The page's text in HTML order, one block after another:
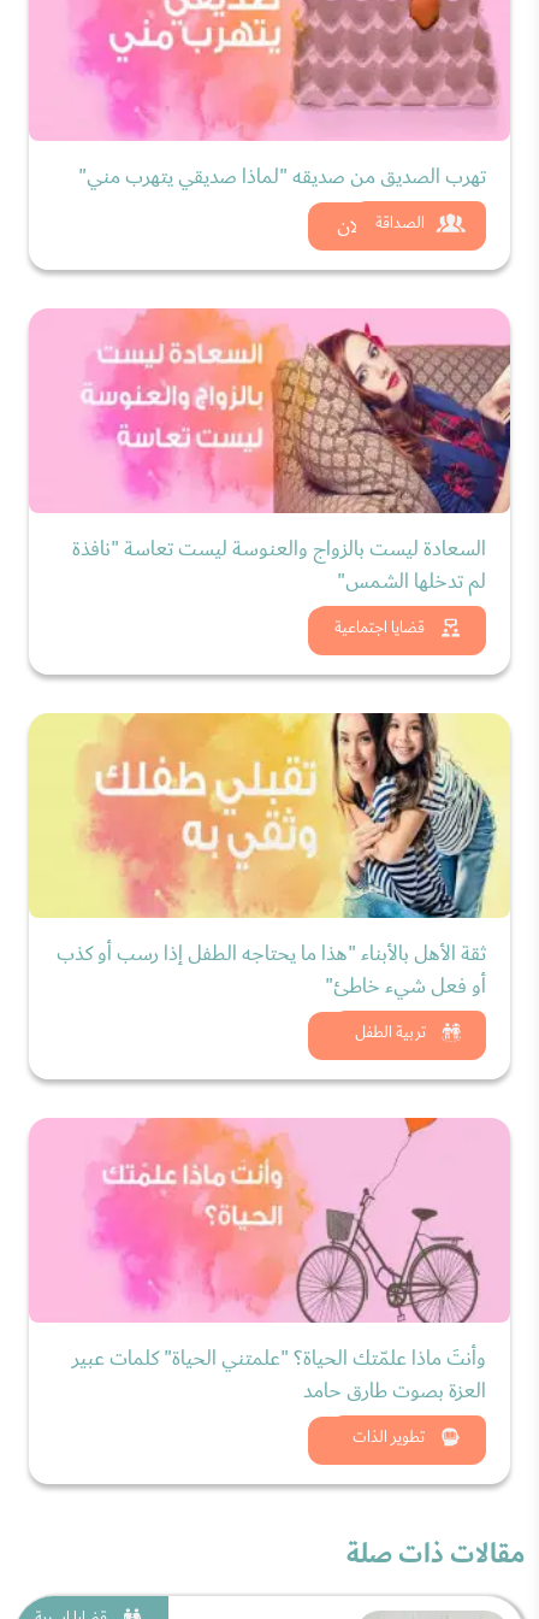
الصداقة
تهرب الصديق من صديقه "لماذا صديقي يتهرب مني"
شاهد الان
قضايا اجتماعية
السعادة ليست بالزواج والعنوسة ليست تعاسة "نافذة
لم تدخلها الشمس"
شاهد الان
تربية الطفل
ثقة الأهل بالأبناء "هذا ما يحتاجه الطفل إذا رسب أو كذب
أو فعل شيء خاطئ"
شاهد الان
تطوير الذات
وأنتَ ماذا علمّتك الحياة؟ "علمتني الحياة" كلمات عبير
العزة بصوت طارق حامد
شاهد الان
مقالات ذات صلة